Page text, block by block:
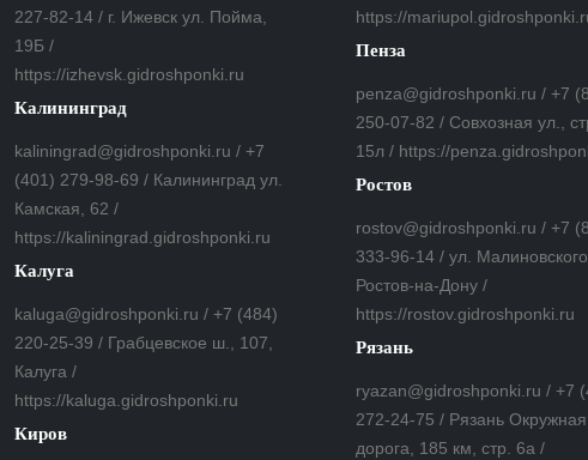
227-82-14 / г. Ижевск ул. Пойма,
19Б /
https://izhevsk.gidroshponki.ru
Калининград
kaliningrad@gidroshponki.ru / +7
(401) 279-98-69 / Калининград ул.
Камская, 62 /
https://kaliningrad.gidroshponki.ru
Калуга
kaluga@gidroshponki.ru / +7 (484)
220-25-39 / Грабцевское ш., 107,
Калуга /
https://kaluga.gidroshponki.ru
Киров
https://
Пенза
penza@gidroshponki.ru / +7
250-07-82 / Совхозная ул.,
15л / https://
Ростов
rostov@gidroshponki.ru / +7
333-96-14 / ул.
Ростов-на-Дону /
https://rostov.gidroshponki.ru
Рязань
ryazan@gidroshponki.ru / +7
272-24-75 / Рязань Окружная
дорога, 185 км, стр. 6а /